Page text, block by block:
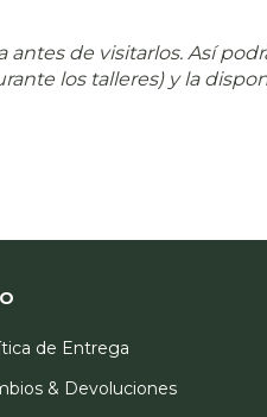
de visitarlos. Así
los talleres) y la
de Entrega
& Devoluciones